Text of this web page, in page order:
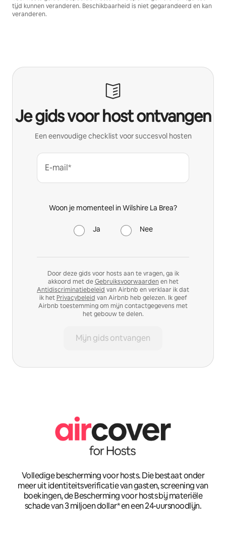
tijd kunnen veranderen. Beschikbaarheid is niet gegarandeerd en kan
veranderen.
Je gids voor host ontvangen
Een eenvoudige checklist voor succesvol hosten
E-mail*
Woon je momenteel in Wilshire La Brea?
Ja Nee
Door deze gids voor hosts aan te vragen, ga ik
akkoord met deGebruiksvoorwaarden en het
Antidiscriminatiebeleid van Airbnb en verklaar ik dat
ik het Privacybeleid van Airbnb heb gelezen. Ik geef
Airbnb toestemming om mijn contactgegevens met
het gebouw te delen.
Mijn gids ontvangen
Volledige bescherming voor hosts. Die bestaat onder
meer uit identiteitsverificatie van gasten, screening van
boekingen, de Bescherming voor hosts bij materiële
schade van 3 miljoen dollar* en een 24-uursnoodlijn.